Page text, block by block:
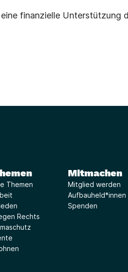
finanzielle Unterstützung
Themen
Rechts
Mitmachen
Mitglied werden
Aufbauheld*innen
Spenden